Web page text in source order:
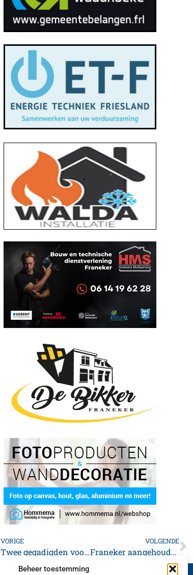
Beheer toestemming
VORIGE
Twee gegadigden voor recreatiebad Franeker
VOLGENDE
Franeker aangehouden voor mishandeling